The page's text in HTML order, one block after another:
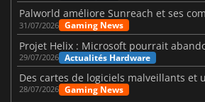
Palworld améliore Sunreach et ses
31/07/2026 Gaming News
Projet Helix : Microsoft pourrait
29/07/2026 Actualités Hardware
28/07/2026 Gaming News